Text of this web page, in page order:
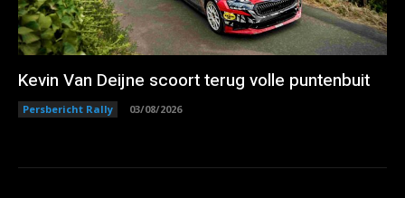
Kevin Van Deijne scoort terug volle puntenbuit
Persbericht Rally 03/08/2026